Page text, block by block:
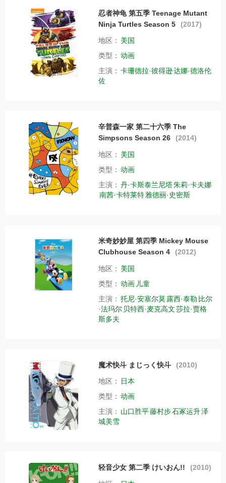
忍者神龟 第五季 Teenage Mutant
Ninja Turtles Season 5
(2017)
地区： 美国
类型： 动画
主演： 卡珊德拉·彼得逊达娜·德洛伦
佐
辛普森一家 第二十六季 The
Simpsons Season 26
(2014)
地区： 美国
类型： 动画
主演： 丹·卡斯泰兰尼塔朱莉·卡夫娜
南茜·卡特莱特雅德丽·史密斯
米奇妙妙屋 第四季 Mickey Mouse
Clubhouse Season 4
(2012)
地区： 美国
类型： 动画 儿童
主演： 托尼·安塞尔莫露西·泰勒 比尔
·法玛尔 贝特西·麦克高文莎拉·贾格
斯多夫
魔术快斗 まじっく快斗 (2010)
地区：
日本
类型： 动画
主演： 山口胜平藤村步石冢运升泽
城美雪
轻音少女 第二季 けいおん!! (2010)